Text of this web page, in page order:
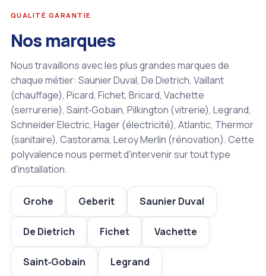
QUALITÉ GARANTIE
Nos marques
Nous travaillons avec les plus grandes marques de
chaque métier: Saunier Duval, De Dietrich, Vaillant
(chauffage), Picard, Fichet, Bricard, Vachette
(serrurerie), Saint‑Gobain, Pilkington (vitrerie), Legrand,
Schneider Electric, Hager (électricité), Atlantic, Thermor
(sanitaire), Castorama, Leroy Merlin (rénovation). Cette
polyvalence nous permet d'intervenir sur tout type
d'installation.
Grohe Geberit Saunier Duval
De Dietrich Fichet Vachette
Saint‑Gobain Legrand